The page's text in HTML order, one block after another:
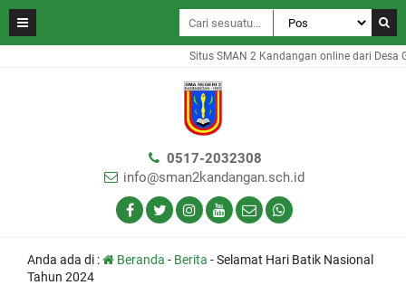
Situs SMAN 2 Kandangan online dari Desa
0517-2032308
info@sman2kandangan.sch.id
Anda ada di : Beranda - Berita -Selamat Hari Batik Nasional
Tahun 2024